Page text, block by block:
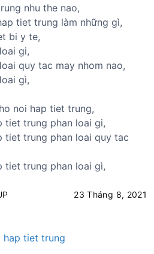
nhu the nao,
tiet trung làm những gì,
bi y te,
gi,
quy tac may nhom nao,
gì,
noi hap tiet trung,
tiet trung phan loai gi,
tiet trung phan loai quy tac
tiet trung phan loai gì,
23 Tháng 8, 2021